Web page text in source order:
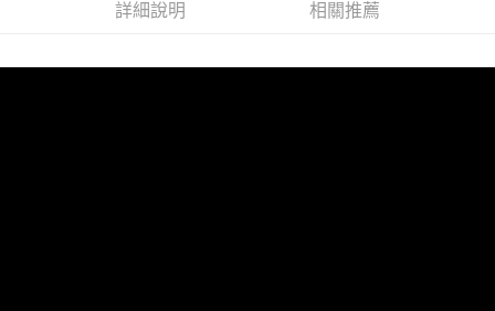
購買商品的店家。未經商家同意取消之訂單仍視為有效，需透過AFTEE先享
是否繳費成功／繳費後需取消欲退款等相關疑問，請聯繫「AFTEE先享後付
每筆NT$85，滿NT$799(含以上)免運費
詳細說明 相關推薦